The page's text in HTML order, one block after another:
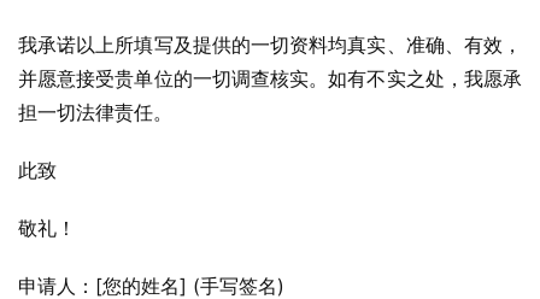
我承诺以上所填写及提供的一切资料均真实、准确、有效，
并愿意接受贵单位的一切调查核实。如有不实之处，我愿承
担一切法律责任。
此致
敬礼！
申请人：[您的姓名] (手写签名)